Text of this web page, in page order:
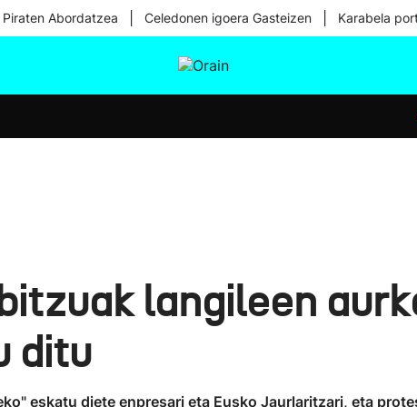
Abordatzea Celedonen igoera Gasteizen Karabela
langileen
ditu
eskatu diete enpresari eta Eusko Jaurlaritzari, eta